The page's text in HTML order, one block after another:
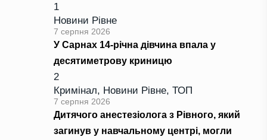
1
Новини Рівне
7 серпня 2026
У Сарнах 14-річна дівчина впала у
десятиметрову криницю
2
Кримінал, Новини Рівне, ТОП
7 серпня 2026
Дитячого анестезіолога з Рівного, який
загинув у навчальному центрі, могли